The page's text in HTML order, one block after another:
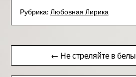
Рубрика: Любовная Лирика
Навигация
по
← Не стреляйте в